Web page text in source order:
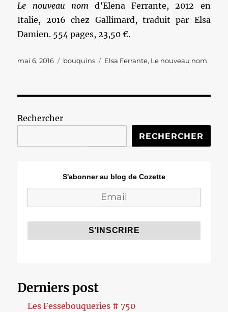
Le nouveau nom d’Elena Ferrante, 2012 en
Italie, 2016 chez Gallimard, traduit par Elsa
Damien. 554 pages, 23,50 €.
Publié
mai 6, 2016 Catégories
bouquins Étiquettes
Elsa Ferrante, Le nouveau nom
Rechercher
RECHERCHER
S'abonner au blog de Cozette
Derniers post
Les Fessebouqueries # 750